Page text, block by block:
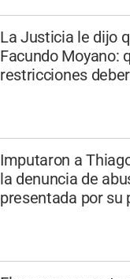
La Justicia le dijo
Facundo Moyano:
restricciones
Imputaron a
la denuncia de
presentada por su